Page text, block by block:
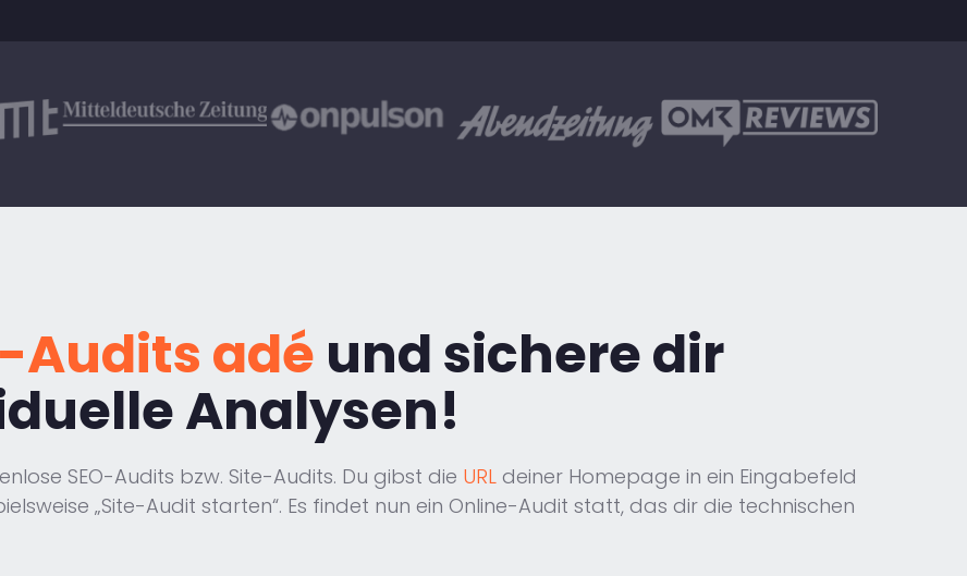
Audits adé und sichere dir
Analysen!
SEO-Audits bzw. Site-Audits. Du gibst die URL deiner Homepage in ein Eingabefeld
„Site-Audit starten“. Es findet nun ein Online-Audit statt, das dir die technischen